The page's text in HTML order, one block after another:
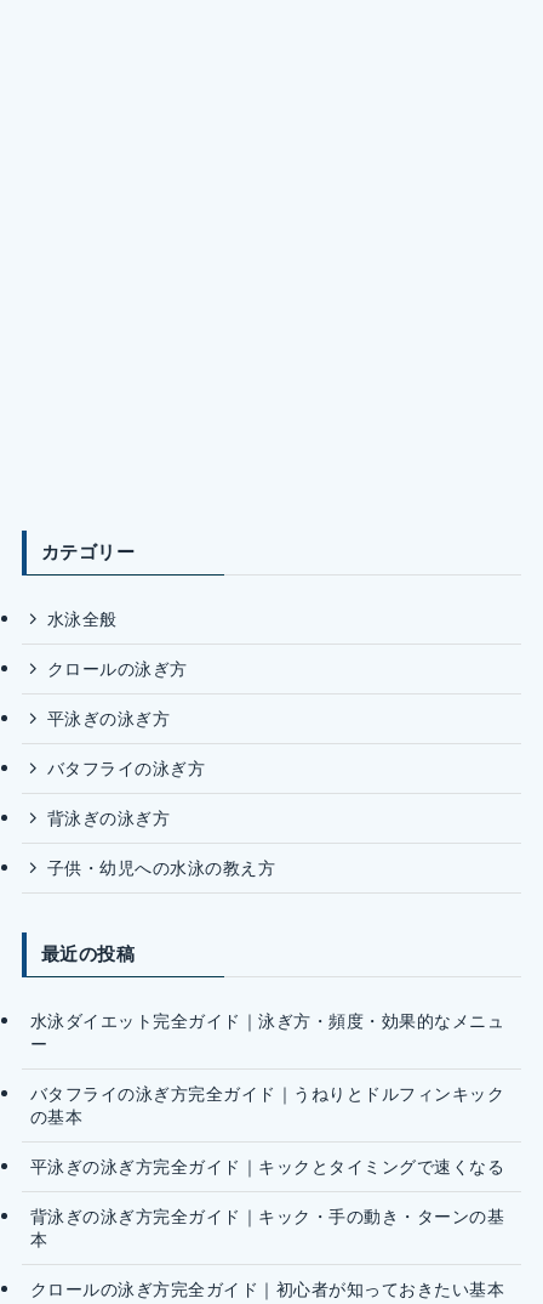
カテゴリー
水泳全般
クロールの泳ぎ方
平泳ぎの泳ぎ方
バタフライの泳ぎ方
背泳ぎの泳ぎ方
子供・幼児への水泳の教え方
最近の投稿
水泳ダイエット完全ガイド｜泳ぎ方・頻度・効果的なメニュ
ー
バタフライの泳ぎ方完全ガイド｜うねりとドルフィンキック
の基本
平泳ぎの泳ぎ方完全ガイド｜キックとタイミングで速くなる
背泳ぎの泳ぎ方完全ガイド｜キック・手の動き・ターンの基
本
クロールの泳ぎ方完全ガイド｜初心者が知っておきたい基本